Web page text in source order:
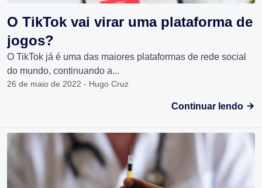
O TikTok vai virar uma plataforma de
jogos?
O TikTok já é uma das maiores plataformas de rede social
do mundo, continuando a...
26 de maio de 2022 - Hugo Cruz
Continuar lendo